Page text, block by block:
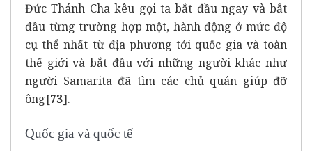
Đức Thánh Cha kêu gọi ta bắt đầu ngay và bắt
đầu từng trường hợp một, hành động ở mức độ
cụ thể nhất từ địa phương tới quốc gia và toàn
thế giới và bắt đầu với những người khác như
người Samarita đã tìm các chủ quán giúp đỡ
ông[73].
Quốc gia và quốc tế